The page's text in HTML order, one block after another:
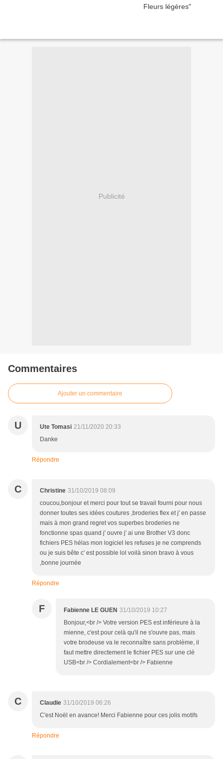
Publicité
Commentaires
Ajouter un commentaire
U Ute Tomasi 21/11/2020 20:33
Danke
Répondre
C Christine 31/10/2019 08:09
coucou,bonjour et merci pour tout se travail fourni pour nous
donner toutes ses idées coutures ,broderies flex et j' en passe
mais à mon grand regret vos superbes broderies ne
fonctionne spas quand j' ouvre j' ai une Brother V3 donc
fichiers PES hélas mon logiciel les refuses je ne comprends
ou je suis bête c' est possible lol voilà sinon bravo à vous
,bonne journée
Répondre
F Fabienne LE GUEN 31/10/2019 10:27
Bonjour,<br /> Votre version PES est inférieure à la
mienne, c'est pour celà qu'il ne s'ouvre pas, mais
votre brodeuse va le reconnaître sans problème, il
faut mettre directement le fichier PES sur une clé
USB<br /> Cordialement<br /> Fabienne
C Claudie 31/10/2019 06:26
C'est Noël en avance! Merci Fabienne pour ces jolis motifs
Répondre